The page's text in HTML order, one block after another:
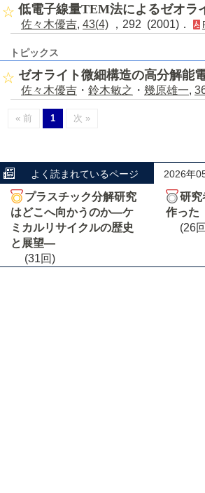
低電子線量TEM法によるゼオラ
佐々木優吉, 43(4) ，292 (2001)．
トピックス
ゼオライト微細構造の高分解能
佐々木優吉 ・ 鈴木敏之 ・ 幾原雄一,
« 前 1 次 »
よく読まれているページ 2026年
プラスチック分解研究
はどこへ向かうのか―ケ
ミカルリサイクルの歴史
と展望―
(31回)
研究
作った
(26